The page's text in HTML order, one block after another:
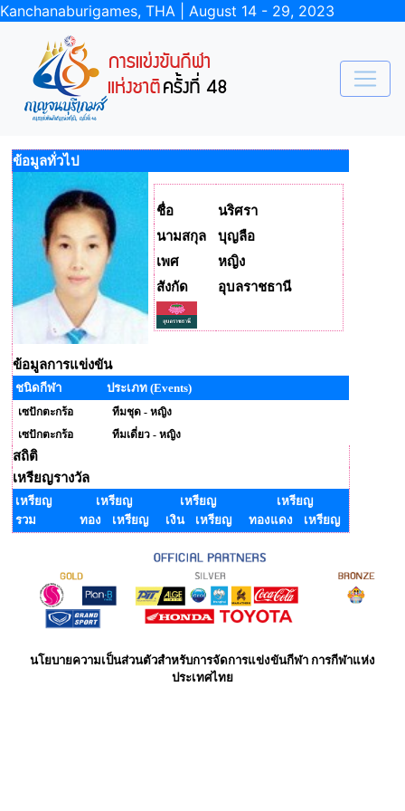
Kanchanaburigames, THA | August 14 - 29, 2023
ข้อมูลทั่วไป
ชื่อ
นริศรา
นามสกุล
บุญลือ
เพศ
หญิง
สังกัด
อุบลราชธานี
ข้อมูลการแข่งขัน
ชนิดกีฬา ประเภท (Events)
เซปักตะกร้อ
ทีมชุด - หญิง
เซปักตะกร้อ
ทีมเดี่ยว - หญิง
สถิติ
เหรียญรางวัล
เหรียญ
รวม
เหรียญ
ทอง เหรียญ
เหรียญ
เงิน เหรียญ
เหรียญ
ทองแดง เหรียญ
นโยบายความเป็นส่วนตัวสำหรับการจัดการแข่งขันกีฬา การกีฬาแห่ง
ประเทศไทย